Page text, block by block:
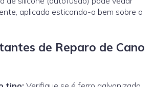
aplicada esticando-a bem sobre o
de Reparo de Cano